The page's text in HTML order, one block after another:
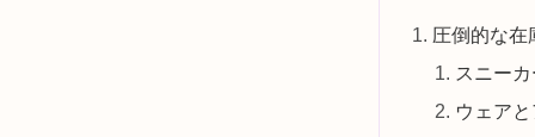
圧倒的な在
スニー
ウェア